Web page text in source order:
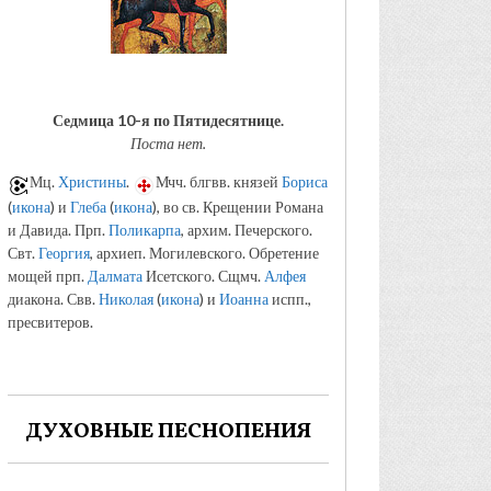
Седмица 10-я по Пятидесятнице.
Поста нет.
Мц. Христины. Мчч. блгвв. князей Бориса
(икона) и Глеба(икона), во св. Крещении Романа
и Давида. Прп.Поликарпа, архим. Печерского.
Свт.Георгия, архиеп. Могилевского. Обретение
мощей прп. ДалматаИсетского. Сщмч. Алфея
диакона. Свв.Николая(икона) и Иоаннаиспп.,
пресвитеров.
ДУХОВНЫЕ ПЕСНОПЕНИЯ